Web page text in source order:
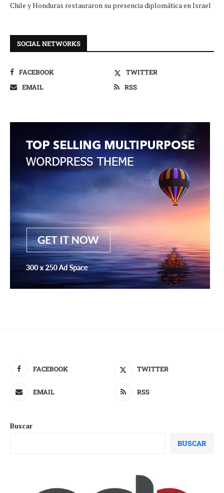
Chile y Honduras restauraron su presencia diplomática en Israel
SOCIAL NETWORKS
FACEBOOK
TWITTER
EMAIL
RSS
FACEBOOK TWITTER
EMAIL RSS
Buscar
BUSCAR